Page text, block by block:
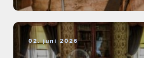
02. juni 2026